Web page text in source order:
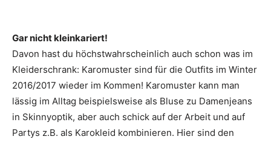
Gar nicht kleinkariert!
Davon hast du höchstwahrscheinlich auch schon was im
Kleiderschrank: Karomuster sind für die Outfits im Winter
2016/2017 wieder im Kommen! Karomuster kann man
lässig im Alltag beispielsweise als Bluse zu Damenjeans
in Skinnyoptik, aber auch schick auf der Arbeit und auf
Partys z.B. als Karokleid kombinieren. Hier sind den